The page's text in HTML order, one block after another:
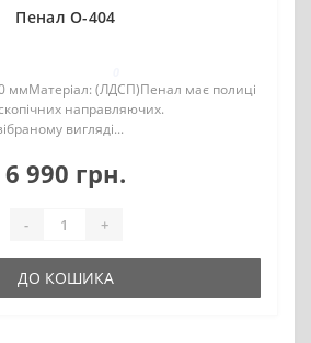
Пенал О-404
ммМатеріал: (ЛДСП)Пенал має полиці
направляючих.
вигляді...
6 990 грн.
- +
ДО КОШИКА